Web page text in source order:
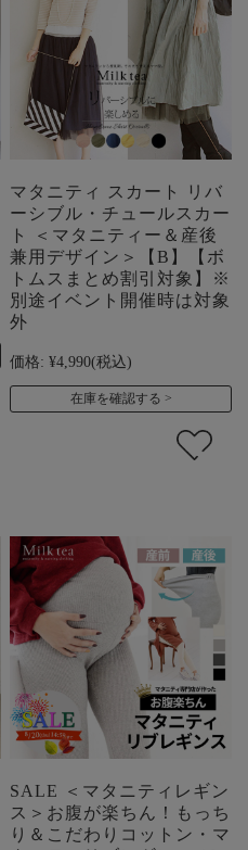
マタニティ スカート リバ
ーシブル・チュールスカー
ト ＜マタニティー＆産後
兼用デザイン＞【B】【ボ
トムスまとめ割引対象】※
別途イベント開催時は対象
外
価格: ¥4,990(税込)
在庫を確認する
SALE ＜マタニティレギン
ス＞お腹が楽ちん！もっち
り＆こだわりコットン・マ